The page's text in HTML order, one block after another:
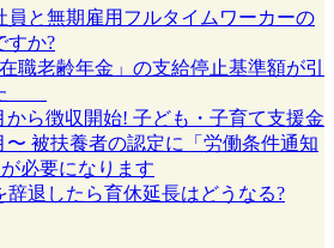
員と無期雇用フルタイムワーカーの
すか?
在職老齢年金」の支給停止基準額が引
た
から徴収開始! 子ども・子育て支援金
〜 被扶養者の認定に「労働条件通知
必要になります
辞退したら育休延長はどうなる?